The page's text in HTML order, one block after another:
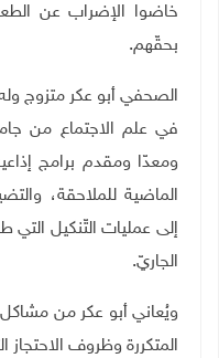
خاضوا الإضراب عن
بحقّهم.
في علم الاجتماع من
ومعدّا ومقدم برامج
الماضية للملاحقة،
إلى عمليات التّنكيل التي
الجاريّ.
ويُعاني أبو عكر من
المتكررة وظروف